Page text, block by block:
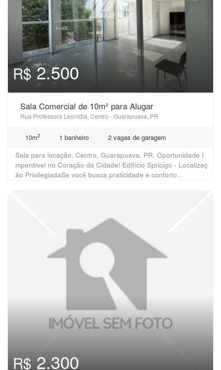
R$2.500
Sala Comercial de 10m² para Alugar
Rua Professora Leonídia, Centro - Guarapuava, PR
10m2 1 banheiro
2 vagas de garagem
Sala para locação, Centro, Guarapuava, PR. Oportunidade I
mperdível no Coração da Cidade! Edifício Spricigo - Localizaç
ão PrivilegiadaSe você busca praticidade e conforto...
R$2.300